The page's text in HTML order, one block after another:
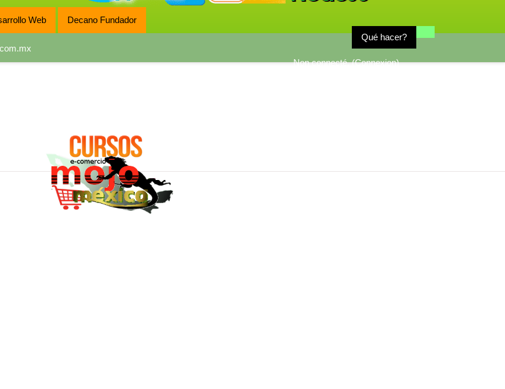
Web Decano Fundador
Non connecté. (Connexion)
Qué hacer?